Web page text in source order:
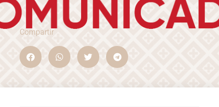
Compartir